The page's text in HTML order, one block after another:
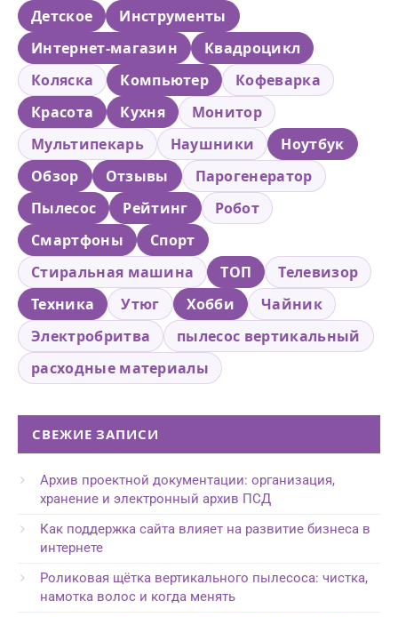
Детское
Инструменты
Интернет-магазин
Квадроцикл
Коляска
Компьютер
Кофеварка
Красота
Кухня
Монитор
Мультипекарь
Наушники
Ноутбук
Обзор
Отзывы
Парогенератор
Пылесос
Рейтинг
Робот
Смартфоны
Спорт
Стиральная машина
ТОП
Телевизор
Техника
Утюг Хобби
Чайник
Электробритва
пылесос вертикальный
расходные материалы
СВЕЖИЕ ЗАПИСИ
Архив проектной документации: организация,
хранение и электронный архив ПСД
Как поддержка сайта влияет на развитие бизнеса в
интернете
Роликовая щётка вертикального пылесоса: чистка,
намотка волос и когда менять